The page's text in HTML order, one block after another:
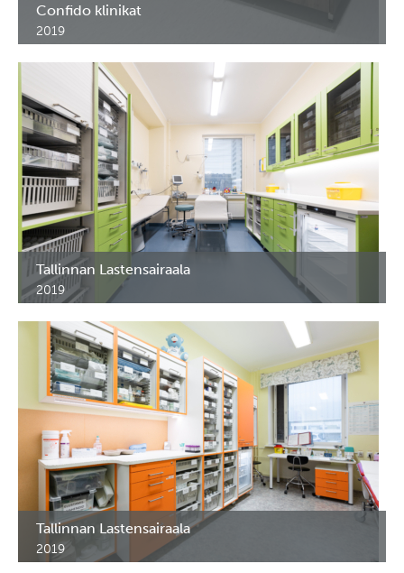
Confido klinikat
2019
Lääkekaapit ja erikoiskalusteet Confido klinikkoita varten
Lasnamäe Centrumissa ja Nautica kesksusessa, Tallinna, Viro
Tallinnan Lastensairaala
2019
Tallinnan Lastensairaala
2019
Lääkekaapit ensihoito-osastolle.